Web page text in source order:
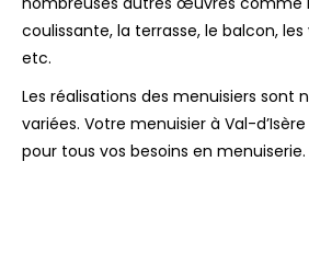
coulissante, la terrasse, le balcon,
etc.
Les réalisations des menuisiers sont
variées. Votre menuisier à Val-
pour tous vos besoins en menuiserie.